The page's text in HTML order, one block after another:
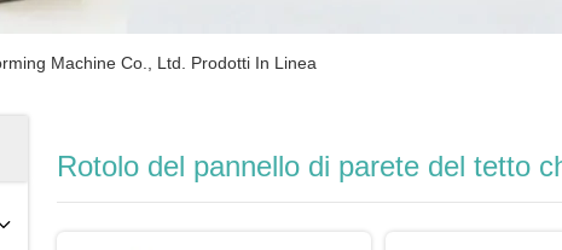
Machine Co., Ltd. Prodotti In Linea
Rotolo del pannello di parete del tetto